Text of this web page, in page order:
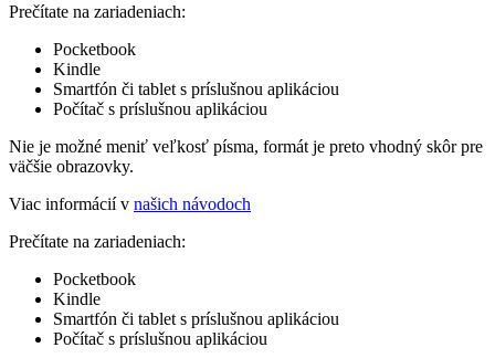
Prečítate na zariadeniach:
Pocketbook
Kindle
Smartfón či tablet s príslušnou aplikáciou
Počítač s príslušnou aplikáciou
Nie je možné meniť veľkosť písma, formát je preto vhodný skôr pre
väčšie obrazovky.
Viac informácií v našich návodoch
Prečítate na zariadeniach:
Pocketbook
Kindle
Smartfón či tablet s príslušnou aplikáciou
Počítač s príslušnou aplikáciou